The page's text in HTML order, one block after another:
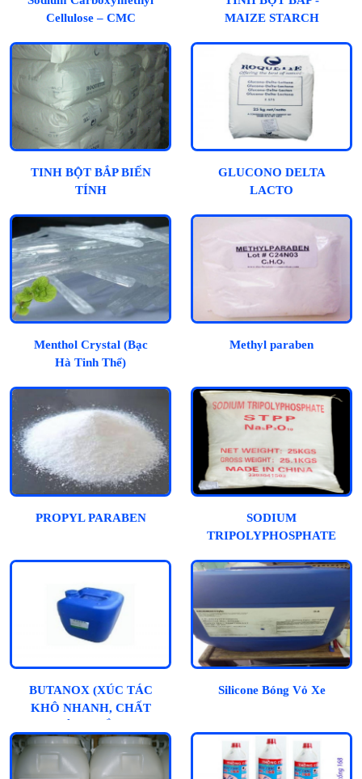
Cellulose – CMC
MAIZE STARCH
TINH BỘT BẮP BIẾN
TÍNH
GLUCONO DELTA
LACTO
Menthol Crystal (Bạc
Hà Tinh Thể)
Methyl paraben
PROPYL PARABEN
SODIUM
TRIPOLYPHOSPHATE
BUTANOX (XÚC TÁC
KHÔ NHANH, CHẤT
Silicone Bóng Vỏ Xe